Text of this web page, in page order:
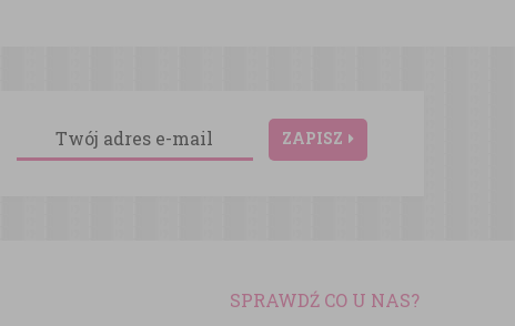
ZAPISZ
SPRAWDŹ CO U NAS?